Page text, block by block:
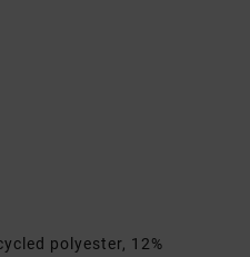
polyester, 12%